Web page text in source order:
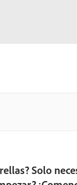
Solo